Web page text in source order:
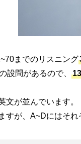
までのリスニング
設問があるので、
文が並んでいます。
すが、A~Dにはそ